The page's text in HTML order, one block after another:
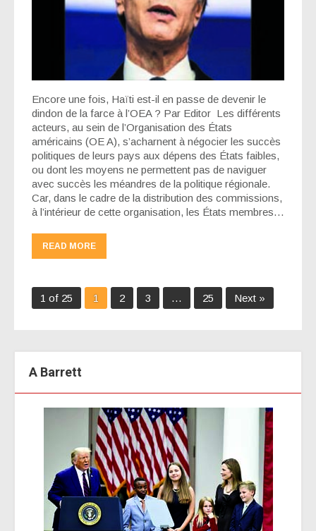
Encore une fois, Haïti est-il en passe de devenir le
dindon de la farce à l’OEA ? Par Editor Les différents
acteurs, au sein de l’Organisation des États
américains (OE A), s’acharnent à négocier les succès
politiques de leurs pays aux dépens des États faibles,
ou dont les moyens ne permettent pas de naviguer
avec succès les méandres de la politique régionale.
Car, dans le cadre de la distribution des commissions,
à l’intérieur de cette organisation, les États membres…
READ MORE
1 of 25 1 2 3 … 25 Next »
A Barrett